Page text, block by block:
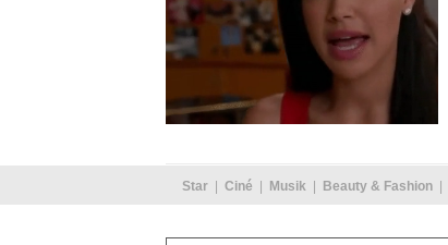
Star Ciné Musik Beauty & Fashion